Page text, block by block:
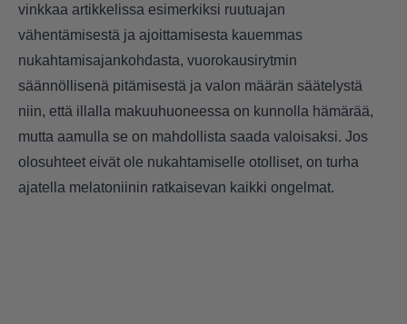
vinkkaa artikkelissa esimerkiksi ruutuajan
vähentämisestä ja ajoittamisesta kauemmas
nukahtamisajankohdasta, vuorokausirytmin
säännöllisenä pitämisestä ja valon määrän säätelystä
niin, että illalla makuuhuoneessa on kunnolla hämärää,
mutta aamulla se on mahdollista saada valoisaksi. Jos
olosuhteet eivät ole nukahtamiselle otolliset, on turha
ajatella melatoniinin ratkaisevan kaikki ongelmat.